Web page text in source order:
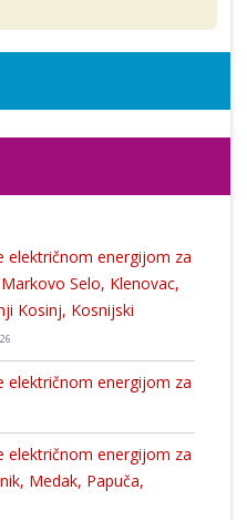
električnom energijom za
Selo, Klenovac,
Kosinj, Kosnijski
električnom energijom za
električnom energijom za
Medak, Papuča,